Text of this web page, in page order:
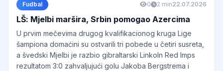
Fudbal 0 2 min22.07.2026
LŠ: Mjelbi maršira, Srbin pomogao Azercima
U prvim mečevima drugog kvalifikacionog kruga Lige
šampiona domaćini su ostvarili tri pobede u četiri susreta,
a švedski Mjelbi je razbio gibraltarski Linkoln Red Imps
rezultatom 3:0 zahvaljujući golu Jakoba Bergstrema i